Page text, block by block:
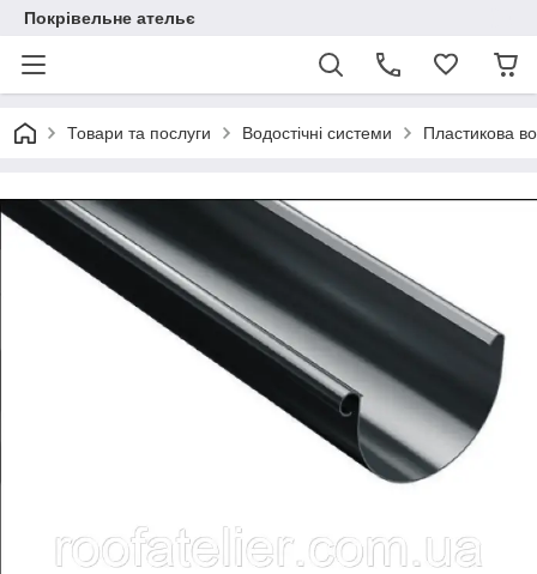
Покрівельне ательє
Товари та послуги Водостічні системи Пластикова